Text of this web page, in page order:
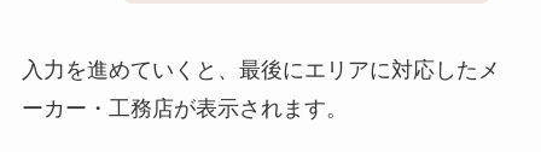
入力を進めていくと、最後にエリアに対応したメ
ーカー・工務店が表示されます。